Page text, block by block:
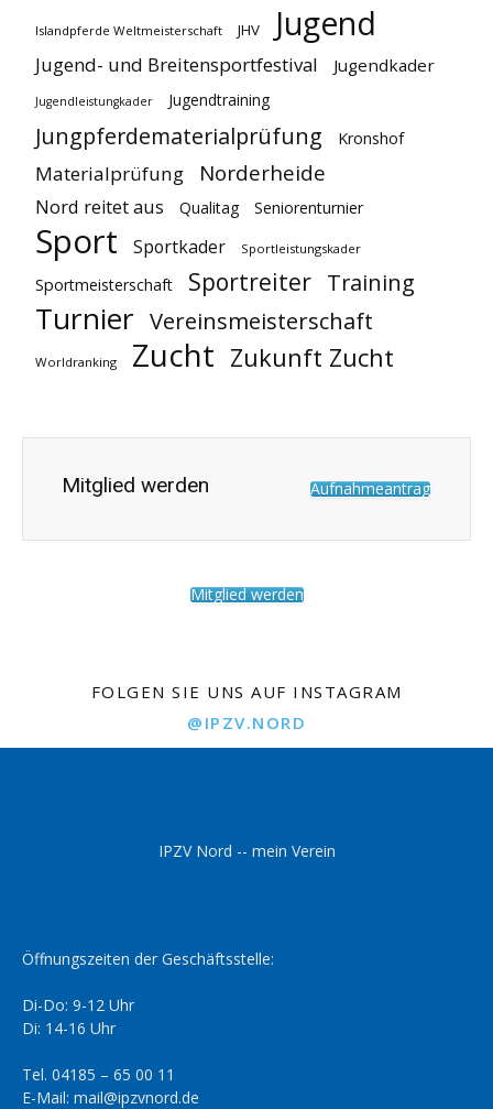
Islandpferde Weltmeisterschaft JHV Jugend
Jugend- und Breitensportfestival Jugendkader
Jugendleistungkader Jugendtraining
Jungpferdematerialprüfung Kronshof
Materialprüfung Norderheide
Nord reitet aus Qualitag Seniorenturnier
Sport Sportkader Sportleistungskader
Sportmeisterschaft Sportreiter Training
Turnier Vereinsmeisterschaft
Worldranking Zucht Zukunft Zucht
Mitglied werden Aufnahmeantrag
Mitglied werden
FOLGEN SIE UNS AUF INSTAGRAM
@IPZV.NORD
IPZV Nord -- mein Verein
Öffnungszeiten der Geschäftsstelle:
Di-Do: 9-12 Uhr
Di: 14-16 Uhr
Tel. 04185 – 65 00 11
E-Mail: mail@ipzvnord.de